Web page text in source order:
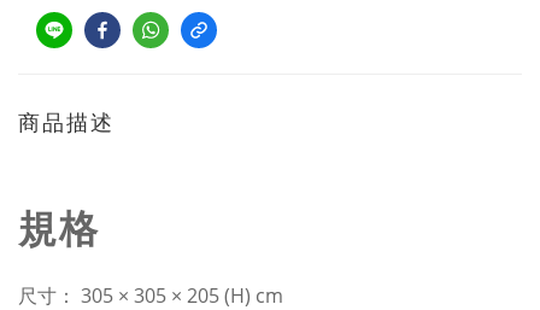
商品描述
規格
尺寸： 305 × 305 × 205 (H) cm